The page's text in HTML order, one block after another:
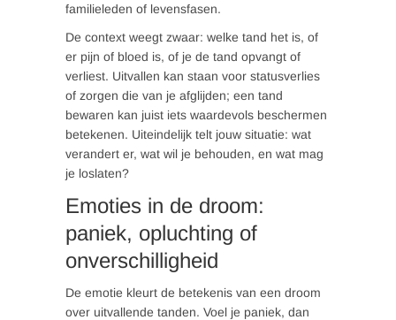
familieleden of levensfasen.
De context weegt zwaar: welke tand het is, of
er pijn of bloed is, of je de tand opvangt of
verliest. Uitvallen kan staan voor statusverlies
of zorgen die van je afglijden; een tand
bewaren kan juist iets waardevols beschermen
betekenen. Uiteindelijk telt jouw situatie: wat
verandert er, wat wil je behouden, en wat mag
je loslaten?
Emoties in de droom:
paniek, opluchting of
onverschilligheid
De emotie kleurt de betekenis van een droom
over uitvallende tanden. Voel je paniek, dan